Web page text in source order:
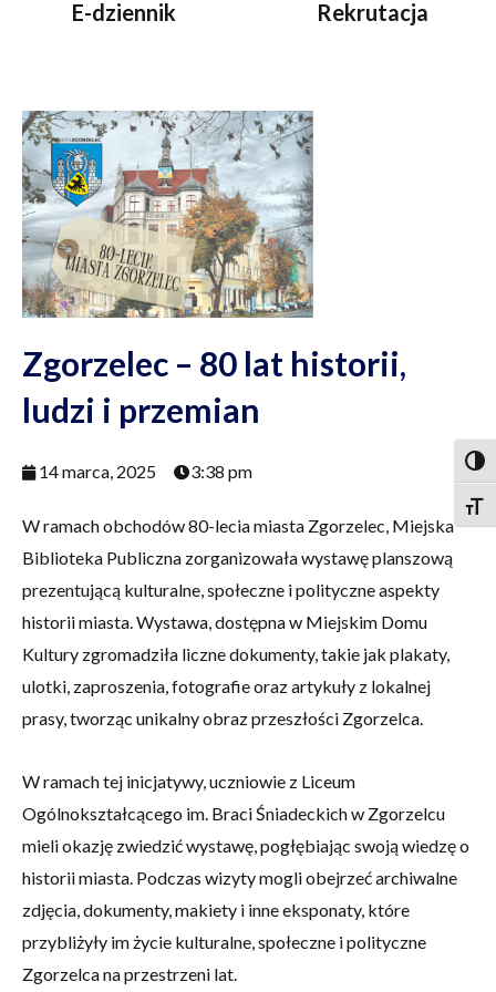
E-dziennik Rekrutacja
Zgorzelec – 80 lat historii,
ludzi i przemian
14 marca, 2025 3:38 pm
W ramach obchodów 80-lecia miasta Zgorzelec, Miejska
Biblioteka Publiczna zorganizowała wystawę planszową
prezentującą kulturalne, społeczne i polityczne aspekty
historii miasta. Wystawa, dostępna w Miejskim Domu
Kultury zgromadziła liczne dokumenty, takie jak plakaty,
ulotki, zaproszenia, fotografie oraz artykuły z lokalnej
prasy, tworząc unikalny obraz przeszłości Zgorzelca.
W ramach tej inicjatywy, uczniowie z Liceum
Ogólnokształcącego im. Braci Śniadeckich w Zgorzelcu
mieli okazję zwiedzić wystawę, pogłębiając swoją wiedzę o
historii miasta. Podczas wizyty mogli obejrzeć archiwalne
zdjęcia, dokumenty, makiety i inne eksponaty, które
przybliżyły im życie kulturalne, społeczne i polityczne
Zgorzelca na przestrzeni lat.